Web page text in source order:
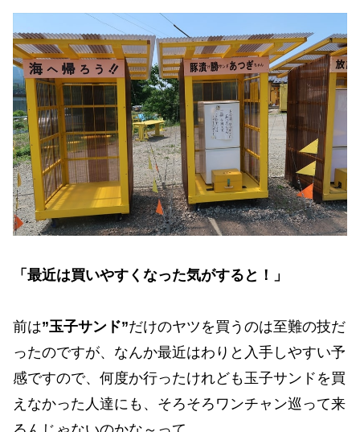
「最近は買いやすくなった気がすると！」
前は”玉子サンド”だけのヤツを買うのは至難の技だ
ったのですが、なんか最近はわりと入手しやすい予
感ですので、何度か行ったけれども玉子サンドを買
えなかった人達にも、そろそろワンチャン巡って来